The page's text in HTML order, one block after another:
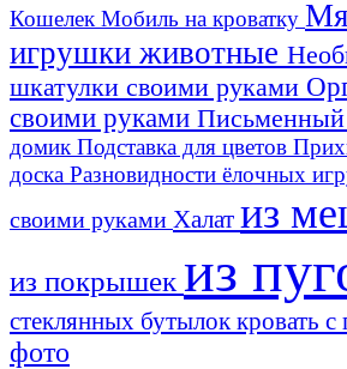
Кошелек Мобиль на кроватку
игрушки животные
шкатулки своими руками
своими руками Письменный
домик Подставка для цветов
доска Разновидности ёлочных
своими руками Халат из
из покрышек из
стеклянных бутылок кровать с
фото